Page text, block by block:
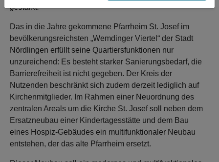
gestärkt.
Das in die Jahre gekommene Pfarrheim St. Josef im
bevölkerungsreichsten „Wemdinger Viertel“ der Stadt
Nördlingen erfüllt seine Quartiersfunktionen nur
unzureichend: Es besteht starker Sanierungsbedarf, die
Barrierefreiheit ist nicht gegeben. Der Kreis der
Nutzenden beschränkt sich zudem derzeit lediglich auf
Kirchenmitglieder. Im Rahmen einer Neuordnung des
zentralen Areals um die Kirche St. Josef soll neben dem
Ersatzneubau einer Kindertagesstätte und dem Bau
eines Hospiz-Gebäudes ein multifunktionaler Neubau
entstehen, der das alte Pfarrheim ersetzt.